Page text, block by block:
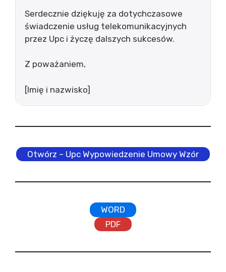
Serdecznie dziękuję za dotychczasowe
świadczenie usług telekomunikacyjnych
przez Upc i życzę dalszych sukcesów.
Z poważaniem,
[Imię i nazwisko]
Otwórz – Upc Wypowiedzenie Umowy Wzór
WORD
PDF